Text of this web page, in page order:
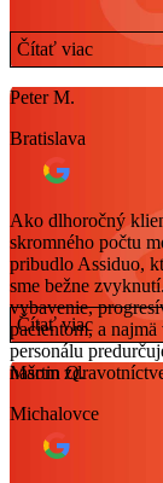
Čítať viac
Peter M.
Bratislava
Ako dlhoročný
skromného počtu
pribudlo Assiduo,
sme bežne
vybavenie,
pacientom, a
personálu
našom
Čítať viac
Martin Q.
Michalovce